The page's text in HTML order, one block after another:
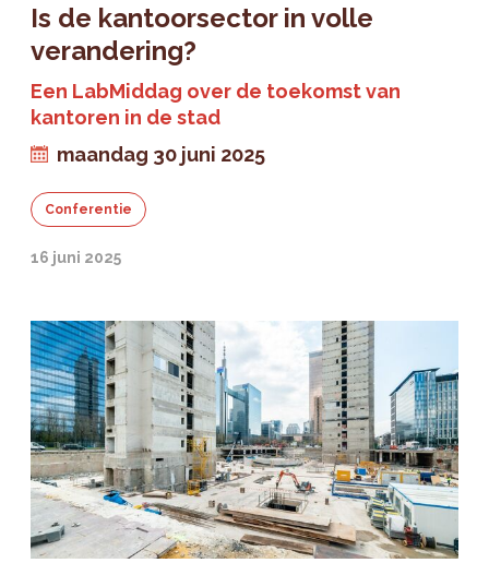
Is de kantoorsector in volle
verandering?
Een LabMiddag over de toekomst van
kantoren in de stad
maandag 30 juni 2025
Conferentie
16 juni 2025